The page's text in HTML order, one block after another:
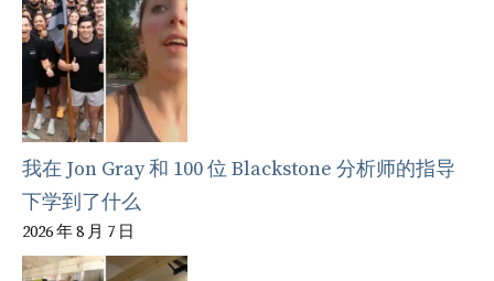
我在 Jon Gray 和 100 位 Blackstone 分析师的指导
下学到了什么
2026 年 8 月 7 日